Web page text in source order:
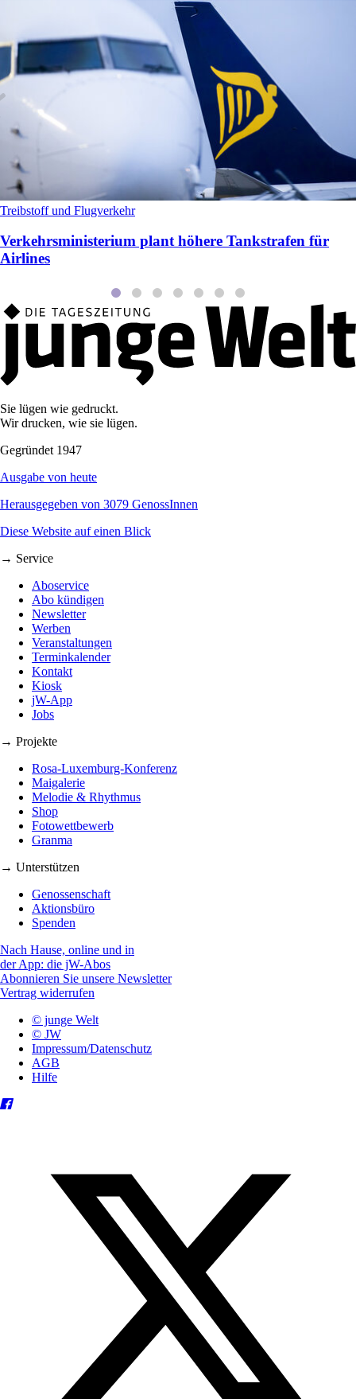
Treibstoff und Flugverkehr
Verkehrsministerium plant höhere Tankstrafen für
Airlines
Sie lügen wie gedruckt.
Wir drucken, wie sie lügen.
Gegründet 1947
Ausgabe von heute
Herausgegeben von 3079 GenossInnen
Diese Website auf einen Blick
→ Service
Aboservice
Abo kündigen
Newsletter
Werben
Veranstaltungen
Terminkalender
Kontakt
Kiosk
jW-App
Jobs
→ Projekte
Rosa-Luxemburg-Konferenz
Maigalerie
Melodie & Rhythmus
Shop
Fotowettbewerb
Granma
→ Unterstützen
Genossenschaft
Aktionsbüro
Spenden
Nach Hause, online und in
der App: die jW-Abos
Abonnieren Sie unsere Newsletter
Vertrag widerrufen
© junge Welt
© JW
Impressum/Datenschutz
AGB
Hilfe